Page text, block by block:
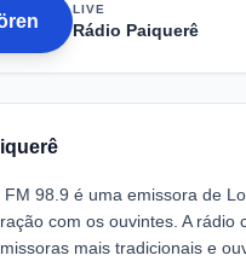
LIVE
Rádio Paiquerê
FM 98.9 é uma emissora de
com os ouvintes. A
mais tradicionais e